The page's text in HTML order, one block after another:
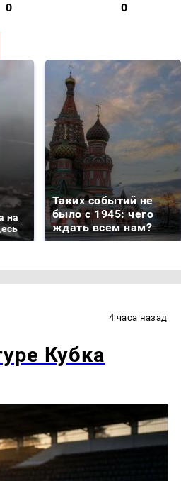
0 0
на
Таких событий не
было с 1945: чего
ждать всем нам?
4 часа назад
Кубка